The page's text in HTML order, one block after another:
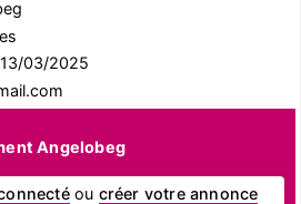
03/2025
Angelobeg
ou créer votre annonce